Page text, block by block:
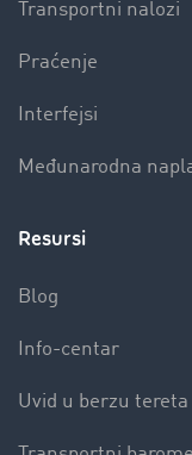
Transportni nalozi
Praćenje
Interfejsi
Međunarodna
Resursi
Blog
Info-centar
Uvid u berzu tereta